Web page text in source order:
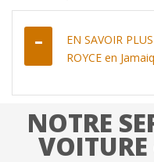
EN SAVOIR
ROYCE en
NOTRE